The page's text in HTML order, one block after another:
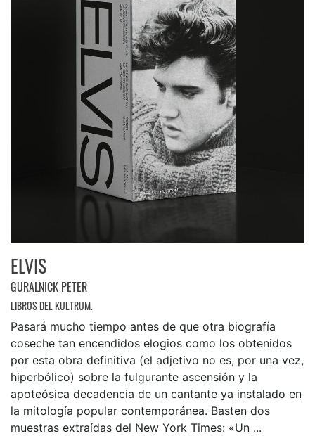
ELVIS
GURALNICK PETER
LIBROS DEL KULTRUM.
Pasará mucho tiempo antes de que otra biografía
coseche tan encendidos elogios como los obtenidos
por esta obra definitiva (el adjetivo no es, por una vez,
hiperbólico) sobre la fulgurante ascensión y la
apoteósica decadencia de un cantante ya instalado en
la mitología popular contemporánea. Basten dos
muestras extraídas del New York Times: «Un ...